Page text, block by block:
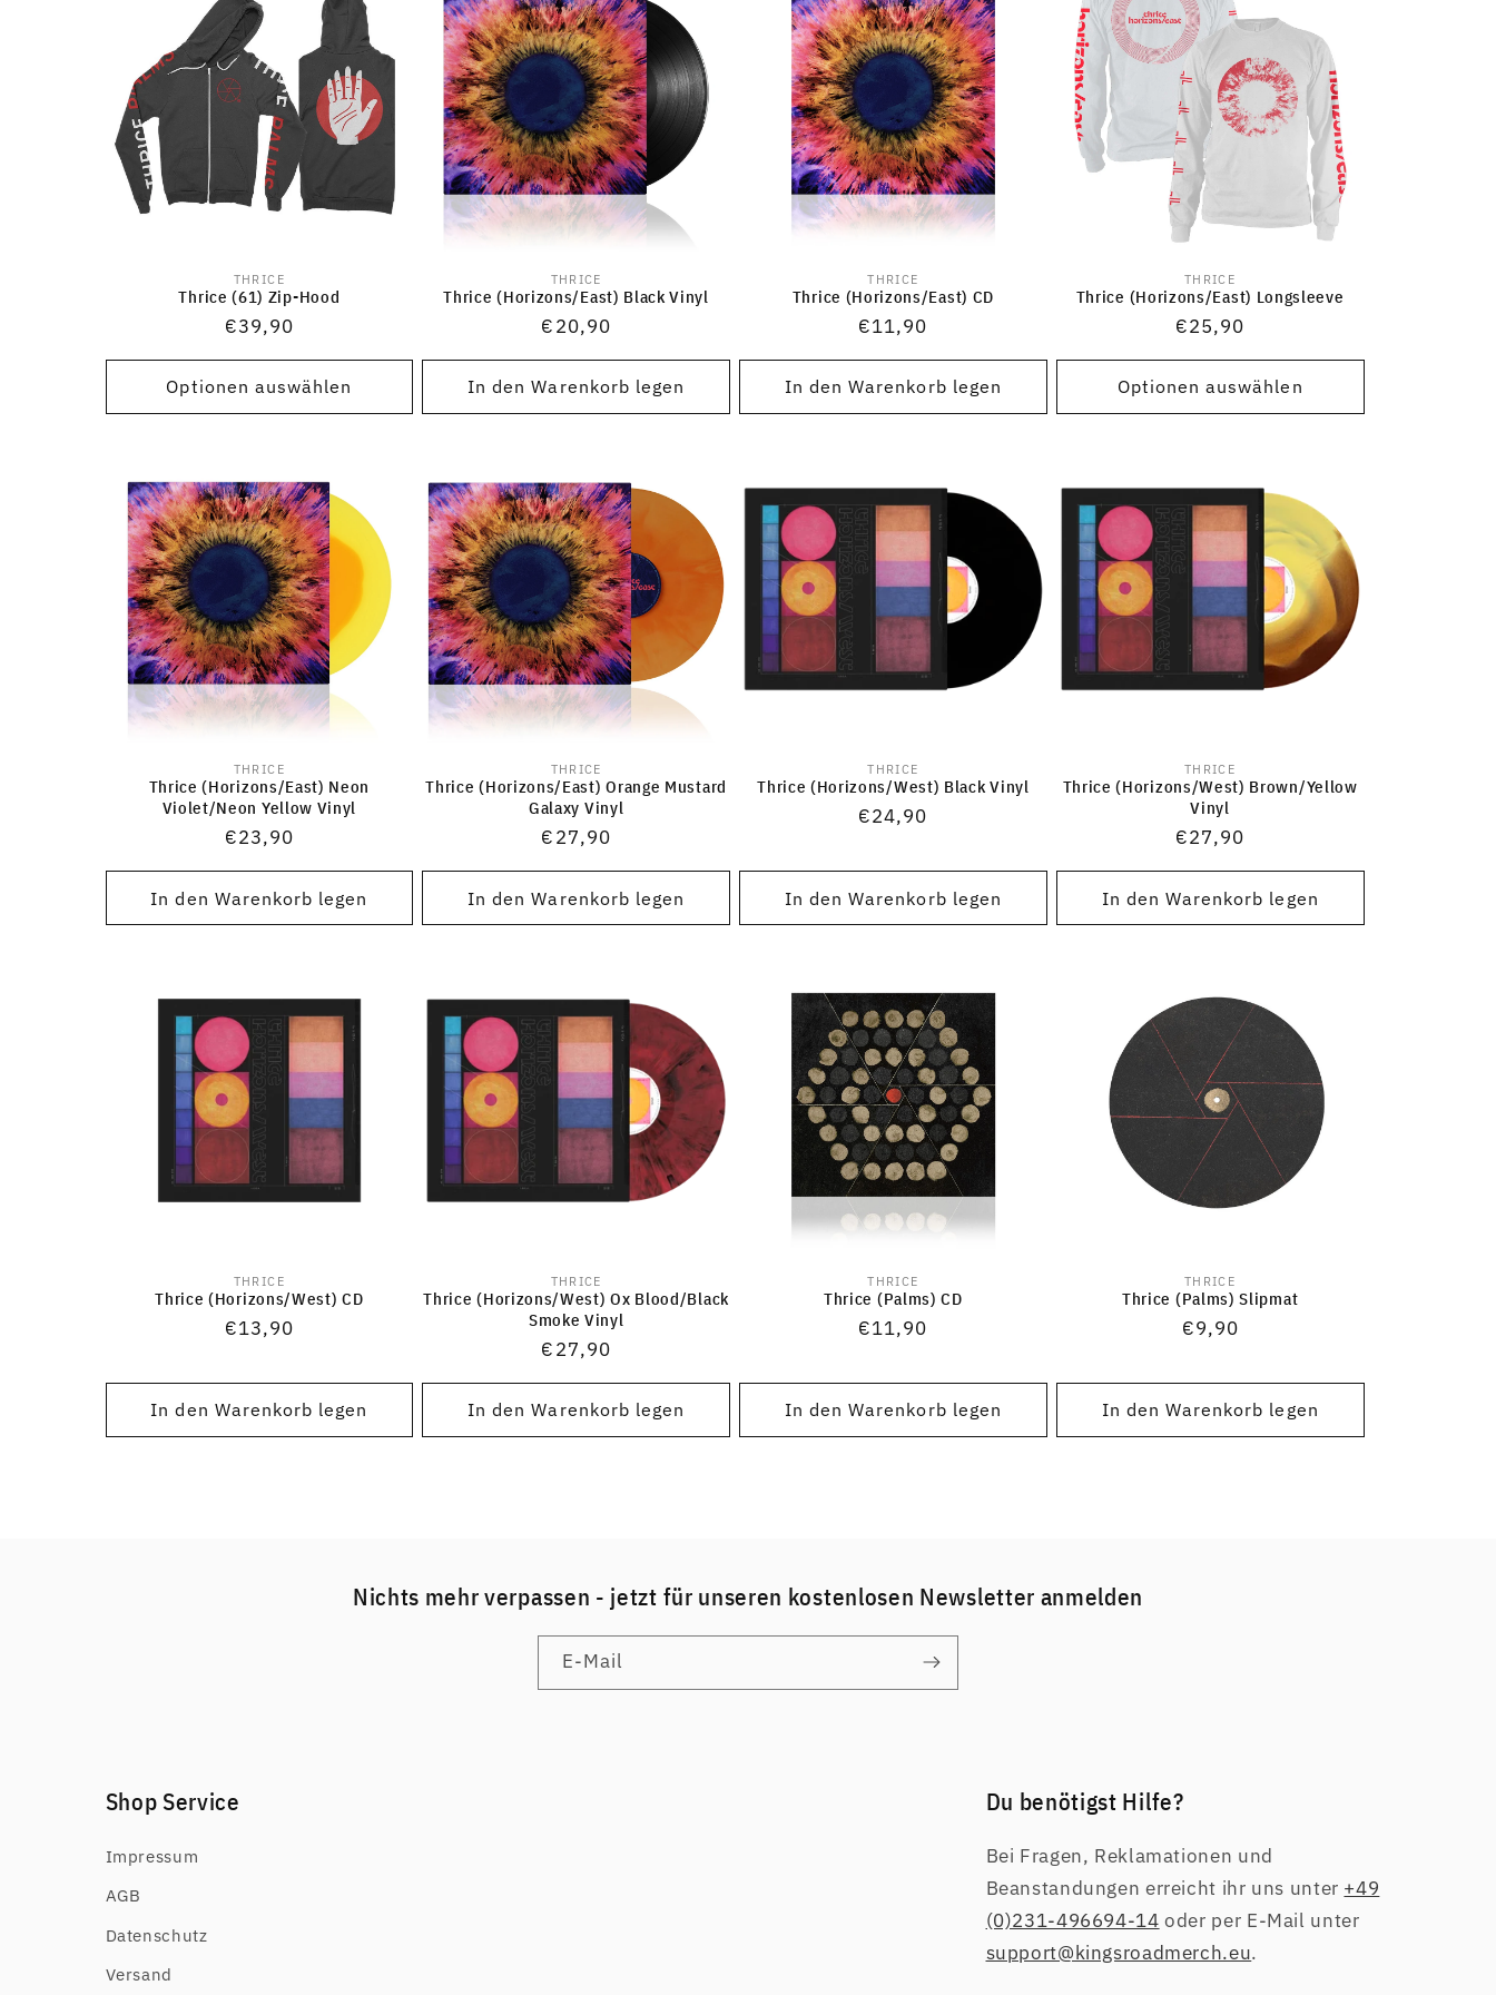
Anbieter:
THRICE
Thrice (61) Zip-Hood
Normaler
€39,90
Optionen auswählen
Anbieter:
THRICE
Thrice (Horizons/East) Black Vinyl
Normaler
€20,90
In den Warenkorb legen
Anbieter:
THRICE
Thrice (Horizons/East) CD
Normaler
€11,90
In den Warenkorb legen
Anbieter:
THRICE
Thrice (Horizons/East) Longsleeve
Normaler
€25,90
Optionen auswählen
Anbieter:
THRICE
Thrice (Horizons/East) Neon
Violet/Neon Yellow Vinyl
Normaler
€23,90
In den Warenkorb legen
Anbieter:
THRICE
Thrice (Horizons/East) Orange Mustard
Galaxy Vinyl
Normaler
€27,90
In den Warenkorb legen
Anbieter:
THRICE
Thrice (Horizons/West) Black Vinyl
Normaler
€24,90
In den Warenkorb legen
Anbieter:
THRICE
Thrice (Horizons/West) Brown/Yellow
Vinyl
Normaler
€27,90
In den Warenkorb legen
Anbieter:
THRICE
Thrice (Horizons/West) CD
Normaler
€13,90
In den Warenkorb legen
Anbieter:
THRICE
Thrice (Horizons/West) Ox Blood/Black
Smoke Vinyl
Normaler
€27,90
In den Warenkorb legen
Anbieter:
THRICE
Thrice (Palms) CD
Normaler
€11,90
In den Warenkorb legen
Anbieter:
THRICE
Thrice (Palms) Slipmat
Normaler
€9,90
In den Warenkorb legen
Nichts mehr verpassen - jetzt für unseren kostenlosen Newsletter anmelden
E-Mail
Shop Service
Impressum
AGB
Datenschutz
Versand
Du benötigst Hilfe?
Bei Fragen, Reklamationen und
Beanstandungen erreicht ihr uns unter +49
(0)231-496694-14 oder per E-Mail unter
support@kingsroadmerch.eu.